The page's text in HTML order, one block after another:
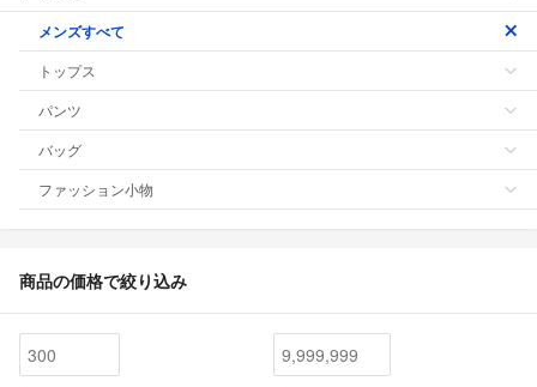
メンズすべて
トップス
パンツ
バッグ
ファッション小物
商品の価格で絞り込み